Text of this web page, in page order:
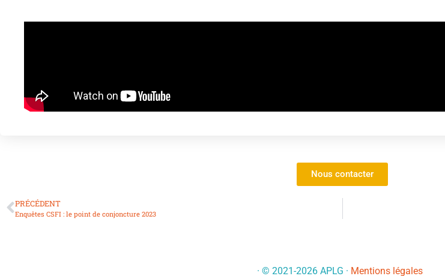
Nous contacter
PRÉCÉDENT
Enquêtes CSFI : le point de conjoncture 2023
· © 2021-2026 APLG · Mentions légales